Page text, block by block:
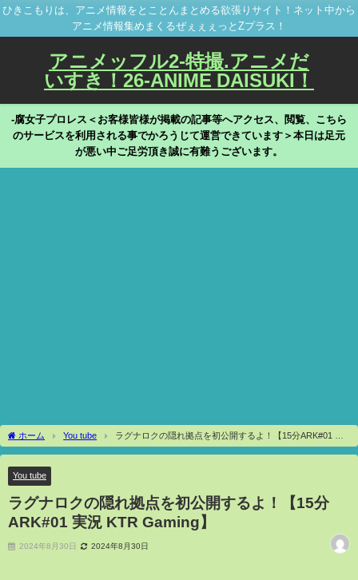
ひきこもりは、アニメ情報をとことんまとめる欲張りサイト！ネット中から
アニメ情報集めまくるぜぇぇぇっとZプラス！
アニメッフル2-特撮.アニメだ
いすき！26-ANIME DAISUKI！
-腐女子プロレス＜お客様皆様が掲載の記事等へアクセス、閲覧、こちら
のサービスを利用される事でかろうじて運営できています＞本日は足元
が悪い中ご足労頂き誠に有難うございます。
ホーム You tube
ラグナロクの隠れ拠点を初公開するよ！【15分ARK#01 実
況 KTR Gaming】
You tube
ラグナロクの隠れ拠点を初公開するよ！【15分
ARK#01 実況 KTR Gaming】
2024年8月30日 2024年8月30日